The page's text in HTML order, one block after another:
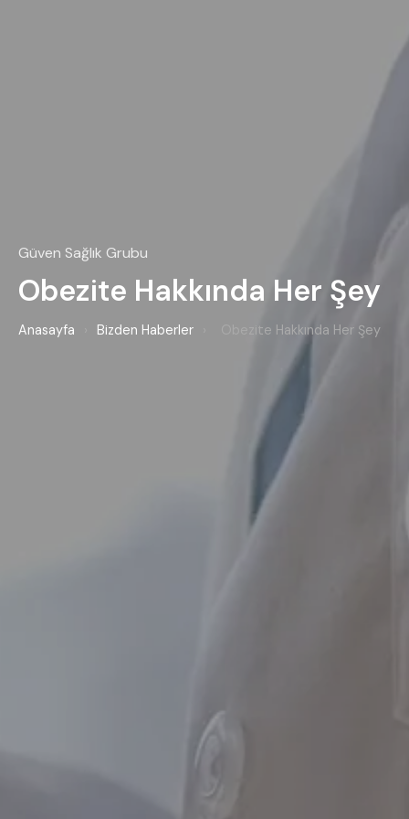
Güven Sağlık Grubu
Obezite Hakkında Her Şey
Anasayfa Bizden Haberler Obezite Hakkında Her Şey